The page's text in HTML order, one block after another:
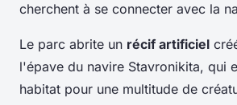
cherchent à se connecter avec la
Le parc abrite un récif artificiel
l'épave du navire Stavronikita, qui
habitat pour une multitude de